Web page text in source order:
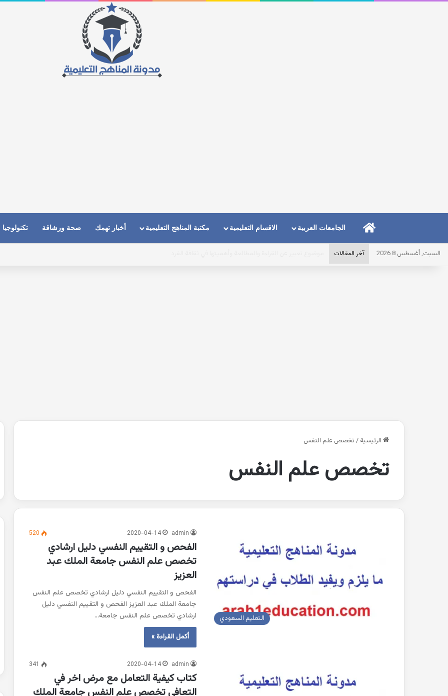
الرئيسيةالجامعات العربية الاقسام التعليمية مكتبة المناهج التعليمية أخبار تهمك صحة ورشاقة تكنولوجيا
السبت, أغسطس 8 2026 آخر المقالات
الرئيسية / تخصص علم النفس
تخصص علم النفس
التعليم السعودي
admin
2020-04-14
520
الفحص و التقييم النفسي دليل ارشادي
تخصص علم النفس جامعة الملك عبد
العزيز
الفحص و التقييم النفسي دليل ارشادي تخصص علم النفس
جامعة الملك عبد العزيز الفحص و التقييم النفسي دليل
ارشادي تخصص علم النفس جامعة…
أكمل القراءة »
admin
2020-04-14
341
كتاب كيفية التعامل مع مرض اخر في
التعافي تخصص علم النفس جامعة الملك